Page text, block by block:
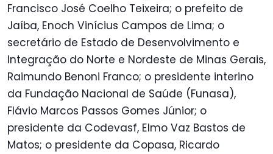
Francisco José Coelho Teixeira; o prefeito de
Jaíba, Enoch Vinícius Campos de Lima; o
secretário de Estado de Desenvolvimento e
Integração do Norte e Nordeste de Minas Gerais,
Raimundo Benoni Franco; o presidente interino
da Fundação Nacional de Saúde (Funasa),
Flávio Marcos Passos Gomes Júnior; o
presidente da Codevasf, Elmo Vaz Bastos de
Matos; o presidente da Copasa, Ricardo